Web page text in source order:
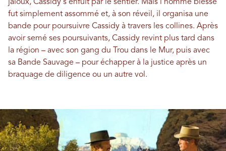
jaloux, Cassidy s'enfuit par le sentier. Mais l'homme blessé
fut simplement assommé et, à son réveil, il organisa une
bande pour poursuivre Cassidy à travers les collines. Après
avoir semé ses poursuivants, Cassidy revint plus tard dans
la région – avec son gang du Trou dans le Mur, puis avec
sa Bande Sauvage – pour échapper à la justice après un
braquage de diligence ou un autre vol.